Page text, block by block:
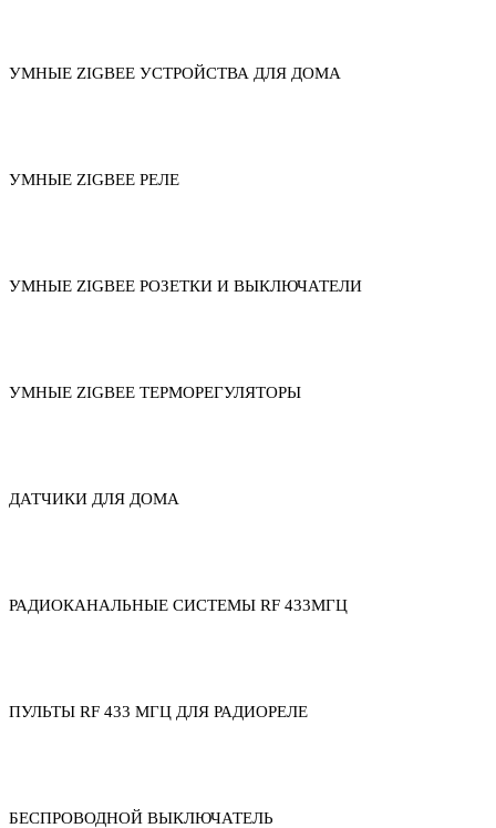
УМНЫЕ ZIGBEE УСТРОЙСТВА ДЛЯ ДОМА
УМНЫЕ ZIGBEE РЕЛЕ
УМНЫЕ ZIGBEE РОЗЕТКИ И ВЫКЛЮЧАТЕЛИ
УМНЫЕ ZIGBEE ТЕРМОРЕГУЛЯТОРЫ
ДАТЧИКИ ДЛЯ ДОМА
РАДИОКАНАЛЬНЫЕ СИСТЕМЫ RF 433МГЦ
ПУЛЬТЫ RF 433 МГЦ ДЛЯ РАДИОРЕЛЕ
БЕСПРОВОДНОЙ ВЫКЛЮЧАТЕЛЬ